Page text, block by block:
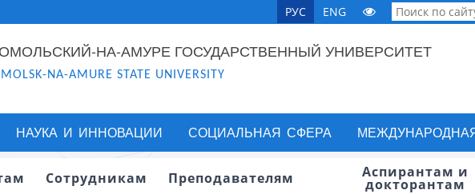
РУС ENG
НА-АМУРЕ ГОСУДАРСТВЕННЫЙ УНИВЕРСИТЕТ
NA-AMURE STATE UNIVERSITY
НАУКА И ИННОВАЦИИ СОЦИАЛЬНАЯ СФЕРА
Сотрудникам Преподавателям Аспирантам и
докторантам